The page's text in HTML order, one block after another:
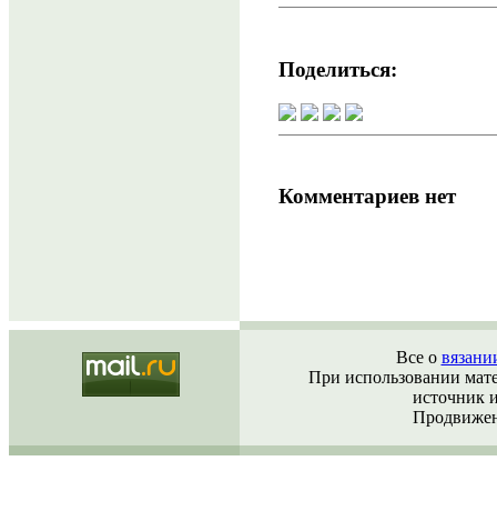
Поделиться:
Комментариев нет
Все о
При использовании
источник